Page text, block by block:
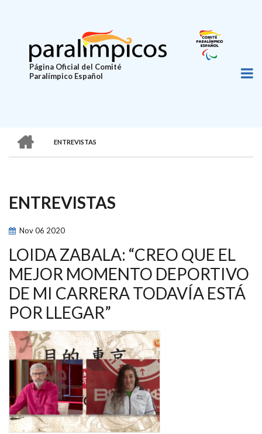
principal
Página Oficial del Comité
Paralímpico Español
SOBRESCRIBIR
DE
AYUDA
A
LA
NAVEGACIÓN
ENTREVISTAS
ENTREVISTAS
Nov06 2020
LOIDA ZABALA: “CREO QUE EL
MEJOR MOMENTO DEPORTIVO
DE MI CARRERA TODAVÍA ESTÁ
POR LLEGAR”